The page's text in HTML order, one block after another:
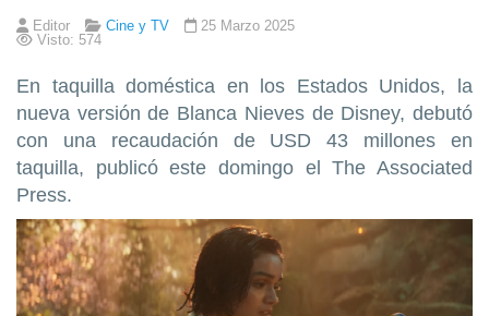
Editor Cine y TV
25 Marzo 2025
Visto: 574
En taquilla doméstica en los Estados Unidos, la
nueva versión de Blanca Nieves de Disney, debutó
con una recaudación de USD 43 millones en
taquilla, publicó este domingo el The Associated
Press.